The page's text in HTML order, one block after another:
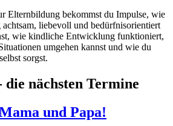
Elternbildung bekommst du Impulse, wie
liebevoll und bedürfnisorientiert
wie kindliche Entwicklung funktioniert,
umgehen kannst und wie du
sorgst.
nächsten Termine
und Papa!